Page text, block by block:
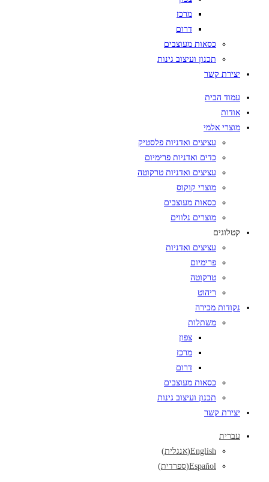
מרכז
דרום
כסאות מעוצבים
תכנון ועיצוב גינות
יצירת קשר
עמוד הבית
אודות
מוצרי אלמי
עציצים ואדניות פלסטיק
כדים ואדניות פרימיום
עציצים ואדניות טרקוטה
מוצרי קוקוס
כסאות מעוצבים
מוצרים נלווים
קטלוגים
עציצים ואדניות
פרימיום
טרקוטה
ריהוט
נקודות מכירה
משתלות
צפון
מרכז
דרום
כסאות מעוצבים
תכנון ועיצוב גינות
יצירת קשר
עברית
English
(אנגלית)
Español
(ספרדית)